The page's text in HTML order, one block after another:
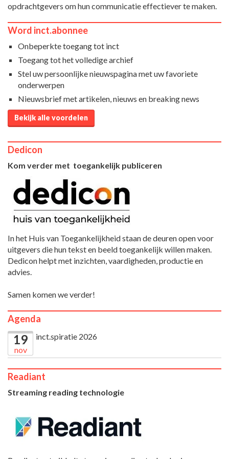
opdrachtgevers om hun communicatie effectiever te maken.
Word inct.abonnee
Onbeperkte toegang tot inct
Toegang tot het volledige archief
Stel uw persoonlijke nieuwspagina met uw favoriete
onderwerpen
Nieuwsbrief met artikelen, nieuws en breaking news
Bekijk alle voordelen
Dedicon
Kom verder met toegankelijk publiceren
In het Huis van Toegankelijkheid staan de deuren open voor
uitgevers die hun tekst en beeld toegankelijk willen maken.
Dedicon helpt met inzichten, vaardigheden, productie en
advies.
Samen komen we verder!
Agenda
19
nov
inct.spiratie 2026
Readiant
Streaming reading technologie